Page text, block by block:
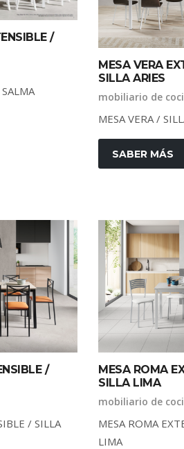
/
MESA VERA
SILLA ARIES
mobiliario de
MESA VERA /
SABER MÁS
/
/ SILLA
MESA ROMA
SILLA LIMA
mobiliario de
MESA ROMA
LIMA